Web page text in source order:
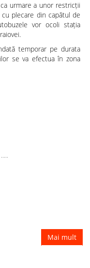
urmare a unor restricții
plecare din capătul de
vor ocoli stația
temporar pe durata
se va efectua în zona
.....
Mai mult